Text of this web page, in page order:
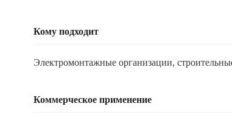
Кому подходит
Электромонтажные организации,
Коммерческое применение